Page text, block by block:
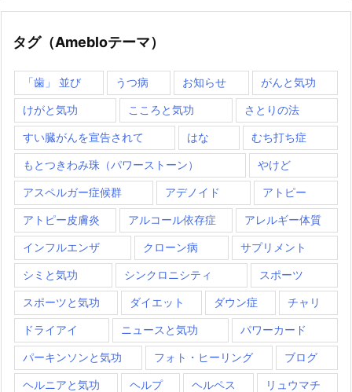
タグ（Amebloテーマ）
「歯」 並び うつ病 お知らせ がんと気功
けがと気功 こころと気功 さとりの法
すい臓がんを宣告されて はな むち打ち症
もとつきわみ珠（パワーストーン） やけど
アスペルガー症候群 アデノイド アトピー
アトピー皮膚炎 アルコール依存症 アレルギー体質
インフルエンザ クローン病 サプリメント
シミと気功 シンクロニシティ スポーツ
スポーツと気功 ダイエット ダウン症 チャリ
ドライアイ ニュースと気功 パワーカード
パーキンソンと気功 フォト・ヒーリング ブログ
ヘルニアと気功 ヘルプ ヘルペス リュウマチ